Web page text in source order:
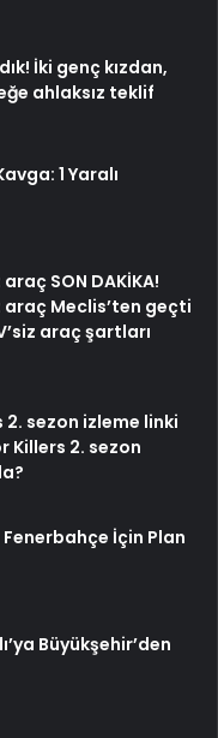
İki genç kızdan,
ahlaksız teklif
1 Yaralı
SON DAKİKA!
araç Meclis’ten geçti
araç şartları
2. sezon izleme linki
Killers 2. sezon
Fenerbahçe İçin Plan
Büyükşehir’den